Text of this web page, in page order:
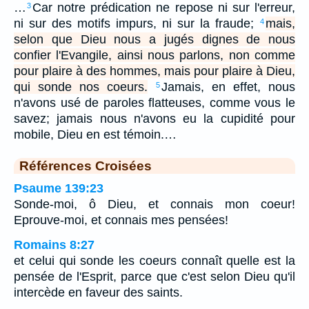
… 3 Car notre prédication ne repose ni sur l'erreur,
ni sur des motifs impurs, ni sur la fraude;
4 mais,
selon que Dieu nous a jugés dignes de nous
confier l'Evangile, ainsi nous parlons, non comme
pour plaire à des hommes, mais pour plaire à Dieu,
qui sonde nos coeurs.
5Jamais, en effet, nous
n'avons usé de paroles flatteuses, comme vous le
savez; jamais nous n'avons eu la cupidité pour
mobile, Dieu en est témoin.…
Références Croisées
Psaume 139:23
Sonde-moi, ô Dieu, et connais mon coeur!
Eprouve-moi, et connais mes pensées!
Romains 8:27
et celui qui sonde les coeurs connaît quelle est la
pensée de l'Esprit, parce que c'est selon Dieu qu'il
intercède en faveur des saints.